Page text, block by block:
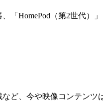
「HomePod（第2世代）
ど、今や映像コンテン